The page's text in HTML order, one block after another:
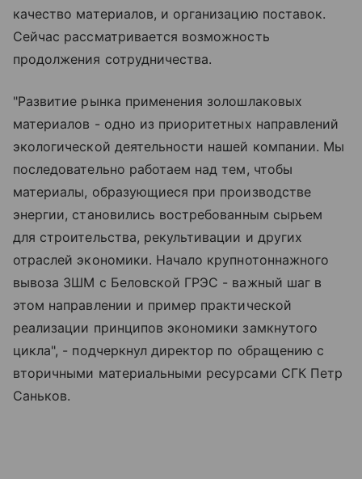
качество материалов, и организацию поставок.
Сейчас рассматривается возможность
продолжения сотрудничества.
"Развитие рынка применения золошлаковых
материалов - одно из приоритетных направлений
экологической деятельности нашей компании. Мы
последовательно работаем над тем, чтобы
материалы, образующиеся при производстве
энергии, становились востребованным сырьем
для строительства, рекультивации и других
отраслей экономики. Начало крупнотоннажного
вывоза ЗШМ с Беловской ГРЭС - важный шаг в
этом направлении и пример практической
реализации принципов экономики замкнутого
цикла", - подчеркнул директор по обращению с
вторичными материальными ресурсами СГК Петр
Саньков.